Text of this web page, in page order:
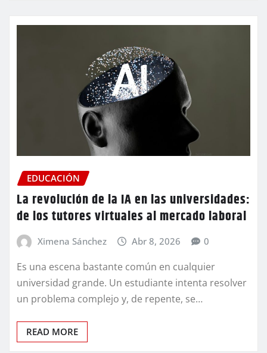
EDUCACIÓN
La revolución de la IA en las universidades:
de los tutores virtuales al mercado laboral
Ximena Sánchez Abr 8, 2026 0
Es una escena bastante común en cualquier
universidad grande. Un estudiante intenta resolver
un problema complejo y, de repente, se…
READ MORE